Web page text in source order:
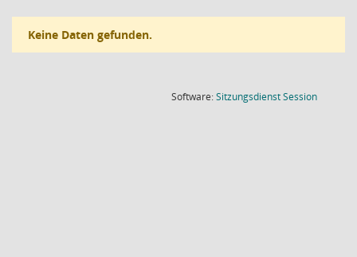
Keine Daten gefunden.
Software:SitzungsdienstSession(Wird in